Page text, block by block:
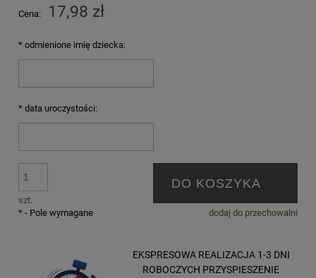
Cena: 17,98 zł
* odmienione imię dziecka:
* data uroczystości:
szt.
DO KOSZYKA
dodaj do przechowalni
* - Pole wymagane
EKSPRESOWA REALIZACJA 1-3 DNI
ROBOCZYCH PRZYSPIESZENIE